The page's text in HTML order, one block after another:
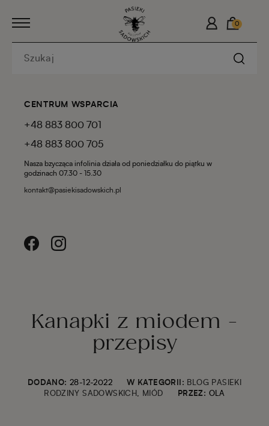
0
CENTRUM WSPARCIA
+48 883 800 701
+48 883 800 705
Nasza bzycząca infolinia działa od poniedziałku do piątku w
godzinach 07.30 - 15.30
kontakt@pasiekisadowskich.pl
Kanapki z miodem -
przepisy
DODANO:28-12-2022 W KATEGORII: BLOG PASIEKI
RODZINY SADOWSKICH , MIÓD PRZEZ: OLA